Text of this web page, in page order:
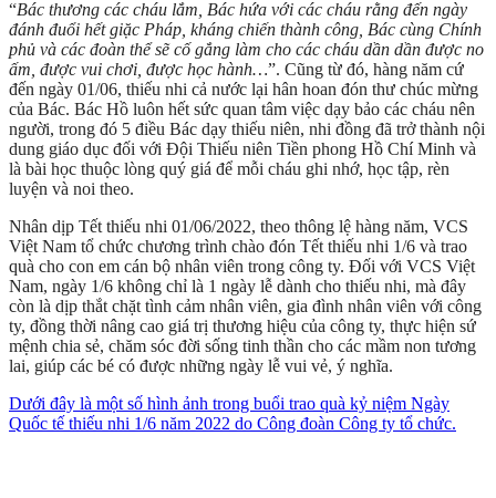
“Bác thương các cháu lắm, Bác hứa với các cháu rằng đến ngày
đánh đuổi hết giặc Pháp, kháng chiến thành công, Bác cùng Chính
phủ và các đoàn thể sẽ cố gắng làm cho các cháu dần dần được no
ấm, được vui chơi, được học hành…”. Cũng từ đó, hàng năm cứ
đến ngày 01/06, thiếu nhi cả nước lại hân hoan đón thư chúc mừng
của Bác. Bác Hồ luôn hết sức quan tâm việc dạy bảo các cháu nên
người, trong đó 5 điều Bác dạy thiếu niên, nhi đồng đã trở thành nội
dung giáo dục đối với Đội Thiếu niên Tiền phong Hồ Chí Minh và
là bài học thuộc lòng quý giá để mỗi cháu ghi nhớ, học tập, rèn
luyện và noi theo.
Nhân dịp Tết thiếu nhi 01/06/2022, theo thông lệ hàng năm, VCS
Việt Nam tổ chức chương trình chào đón Tết thiếu nhi 1/6 và trao
quà cho con em cán bộ nhân viên trong công ty. Đối với VCS Việt
Nam, ngày 1/6 không chỉ là 1 ngày lễ dành cho thiếu nhi, mà đây
còn là dịp thắt chặt tình cảm nhân viên, gia đình nhân viên với công
ty, đồng thời nâng cao giá trị thương hiệu của công ty, thực hiện sứ
mệnh chia sẻ, chăm sóc đời sống tinh thần cho các mầm non tương
lai, giúp các bé có được những ngày lễ vui vẻ, ý nghĩa.
Dưới đây là một số hình ảnh trong buổi trao quà kỷ niệm Ngày
Quốc tế thiếu nhi 1/6 năm 2022 do Công đoàn Công ty tổ chức.